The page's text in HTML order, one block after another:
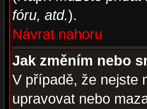
fóru, atd.).
Návrat nahoru
Jak změním nebo
V případě, že nejste
upravovat nebo